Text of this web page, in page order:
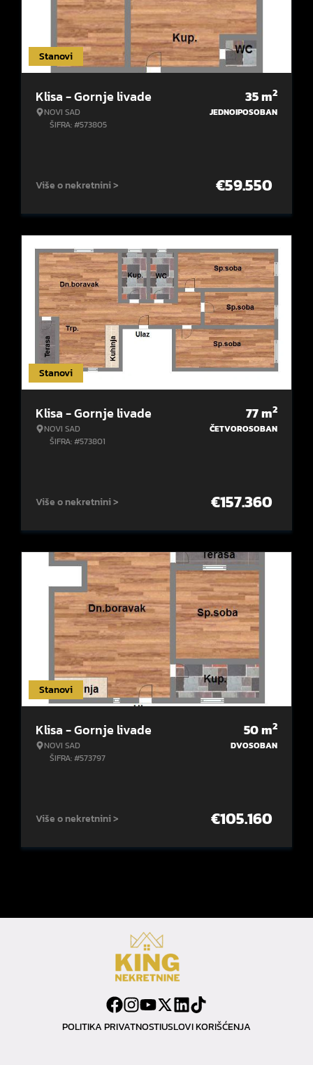
Stanovi
Klisa - Gornje livade
NOVI SAD
ŠIFRA: #573805
35m2
JEDNOIPOSOBAN
Više o nekretnini > €59.550
Stanovi
Klisa - Gornje livade
NOVI SAD
ŠIFRA: #573801
77m2
ČETVOROSOBAN
Više o nekretnini > €157.360
Stanovi
Klisa - Gornje livade
NOVI SAD
ŠIFRA: #573797
50m2
DVOSOBAN
Više o nekretnini > €105.160
POLITIKA PRIVATNOSTIUSLOVI KORIŠĆENJA